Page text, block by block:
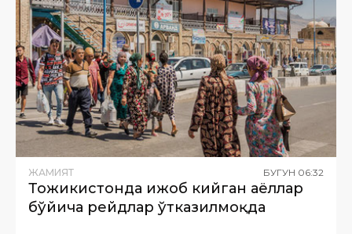
ЖАМИЯТ БУГУН 06:32
Тожикистонда ҳижоб кийган аёллар
бўйича рейдлар ўтказилмоқда